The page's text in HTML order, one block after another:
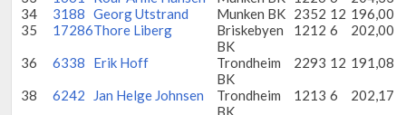
34
3188 Georg Utstrand Munken BK 2352 12 196,00
35
17286Thore Liberg
Briskebyen
BK
1212 6
202,00
36
6338 Erik Hoff
Trondheim
BK
2293 12 191,08
38
6242 Jan Helge Johnsen
Trondheim
BK
1213 6
202,17